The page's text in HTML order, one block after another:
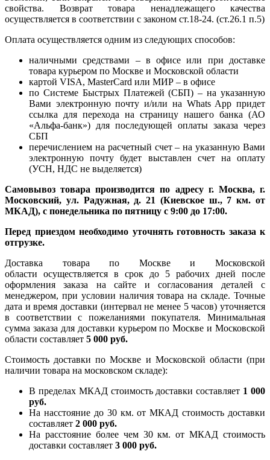
свойства. Возврат товара ненадлежащего качества
осуществляется в соответствии с законом ст.18-24. (ст.26.1 п.5)
Оплата осуществляется одним из следующих способов:
наличными средствами – в офисе или при доставке
товара курьером по Москве и Московской области
картой VISA, MasterCard или МИР – в офисе
по Системе Быстрых Платежей (СБП) – на указанную
Вами электронную почту и/или на Whats App придет
ссылка для перехода на страницу нашего банка (АО
«Альфа-банк») для последующей оплаты заказа через
СБП
перечислением на расчетный счет – на указанную Вами
электронную почту будет выставлен счет на оплату
(УСН, НДС не выделяется)
Самовывоз товара производится по адресу г. Москва, г.
Московский, ул. Радужная, д. 21 (Киевское ш., 7 км. от
МКАД), с понедельника по пятницу с 9:00 до 17:00.
Перед приездом необходимо уточнять готовность заказа к
отгрузке.
Доставка товара по Москве и Московской
области осуществляется в срок до 5 рабочих дней после
оформления заказа на сайте и согласования деталей с
менеджером, при условии наличия товара на складе. Точные
дата и время доставки (интервал не менее 5 часов) уточняется
в соответствии с пожеланиями покупателя. Минимальная
сумма заказа для доставки курьером по Москве и Московской
области составляет 5 000 руб.
Стоимость доставки по Москве и Московской области (при
наличии товара на московском складе):
В пределах МКАД стоимость доставки составляет 1 000
руб.
На насcтояние до 30 км. от МКАД стоимость доставки
составляет 2 000 руб.
На расстояние более чем 30 км. от МКАД стоимость
доставки составляет 3 000 руб.